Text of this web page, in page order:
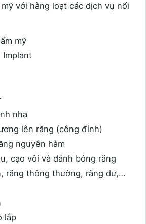
với hàng loạt các dịch vụ nổi
mỹ
Implant
nha
lên răng (công đính)
nguyên hàm
cạo vôi và đánh bóng răng
răng thông thường, răng dư,…
lắp